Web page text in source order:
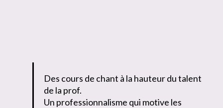
Des cours de chant à la hauteur du talent
de la prof.
Un professionnalisme qui motive les